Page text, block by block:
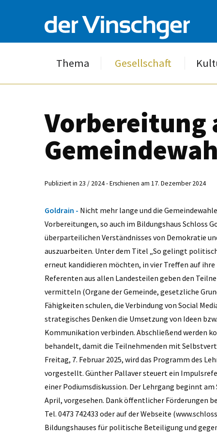
Thema Gesellschaft
Vorbereitung
Publiziert in 23 / 2024 - Erschienen am 17. Dezember 2024
Goldrain - Nicht mehr lange und die
Vorbereitungen, so auch im Bildungshaus Schloss
überparteilichen Verständnisses von Demokratie
auszuarbeiten. Unter dem Titel „So gelingt
erneut kandidieren möchten, in vier Treffen auf
Referenten aus allen Landesteilen geben den
vermitteln (Organe der Gemeinde, gesetzliche
Fähigkeiten schulen, die Verbindung von Social
strategisches Denken die Umsetzung von Ideen
Kommunikation verbinden. Abschließend werden
behandelt, damit die Teilnehmenden mit
Freitag, 7. Februar 2025, wird das Programm des
vorgestellt. Günther Pallaver steuert ein
einer Podiumsdiskussion. Der Lehrgang beginnt am
April, vorgesehen. Dank öffentlicher Förderungen
Tel. 0473 742433 oder auf der Webseite
Bildungshauses für politische Beteiligung und